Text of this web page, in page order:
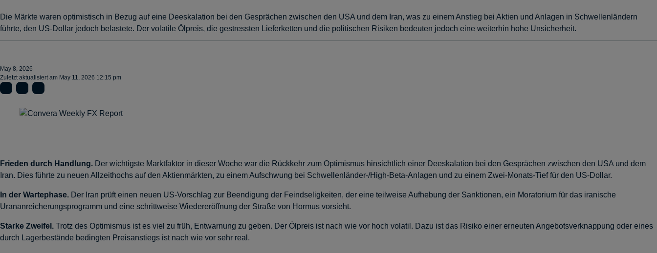
Die Märkte waren optimistisch in Bezug auf eine Deeskalation bei den Gesprächen zwischen den USA und dem Iran, was zu einem Anstieg bei Aktien und Anlagen in Schwellenländern
führte, den US-Dollar jedoch belastete. Der volatile Ölpreis, die gestressten Lieferketten und die politischen Risiken bedeuten jedoch eine weiterhin hohe Unsicherheit.
May 8, 2026
Zuletzt aktualisiert am May 11, 2026 12:15 pm
Frieden durch Handlung. Der wichtigste Marktfaktor in dieser Woche war die Rückkehr zum Optimismus hinsichtlich einer Deeskalation bei den Gesprächen zwischen den USA und dem
Iran. Dies führte zu neuen Allzeithochs auf den Aktienmärkten, zu einem Aufschwung bei Schwellenländer-/High-Beta-Anlagen und zu einem Zwei-Monats-Tief für den US-Dollar.
In der Wartephase. Der Iran prüft einen neuen US-Vorschlag zur Beendigung der Feindseligkeiten, der eine teilweise Aufhebung der Sanktionen, ein Moratorium für das iranische
Urananreicherungsprogramm und eine schrittweise Wiedereröffnung der Straße von Hormus vorsieht.
Starke Zweifel. Trotz des Optimismus ist es viel zu früh, Entwarnung zu geben. Der Ölpreis ist nach wie vor hoch volatil. Dazu ist das Risiko einer erneuten Angebotsverknappung oder eines
durch Lagerbestände bedingten Preisanstiegs ist nach wie vor sehr real.